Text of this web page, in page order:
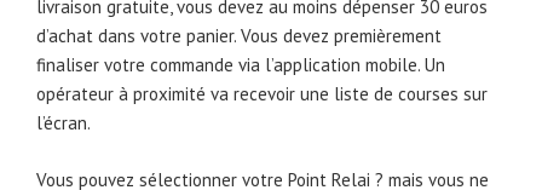
livraison gratuite, vous devez au moins dépenser 30 euros
d’achat dans votre panier. Vous devez premièrement
finaliser votre commande via l’application mobile. Un
opérateur à proximité va recevoir une liste de courses sur
l’écran.
Vous pouvez sélectionner votre Point Relai ? mais vous ne